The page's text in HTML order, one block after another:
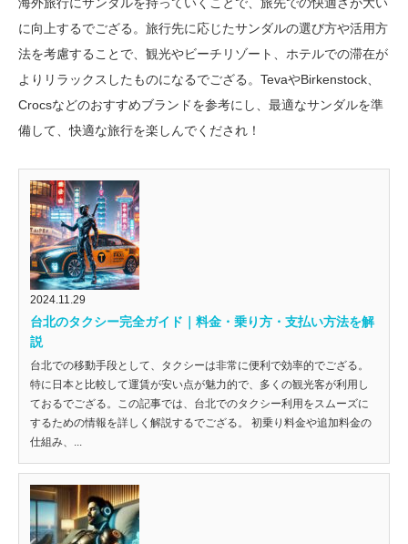
海外旅行にサンダルを持っていくことで、旅先での快適さが大い
に向上するでござる。旅行先に応じたサンダルの選び方や活用方
法を考慮することで、観光やビーチリゾート、ホテルでの滞在が
よりリラックスしたものになるでござる。TevaやBirkenstock、
Crocsなどのおすすめブランドを参考にし、最適なサンダルを準
備して、快適な旅行を楽しんでくだされ！
2024.11.29
台北のタクシー完全ガイド｜料金・乗り方・支払い方法を解
説
台北での移動手段として、タクシーは非常に便利で効率的でござる。
特に日本と比較して運賃が安い点が魅力的で、多くの観光客が利用し
ておるでござる。この記事では、台北でのタクシー利用をスムーズに
するための情報を詳しく解説するでござる。 初乗り料金や追加料金の
仕組み、...